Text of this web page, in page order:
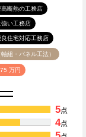
断熱の工務店
い工務店
住宅対応工務店
組・パネル工法）
万円
5点
4点